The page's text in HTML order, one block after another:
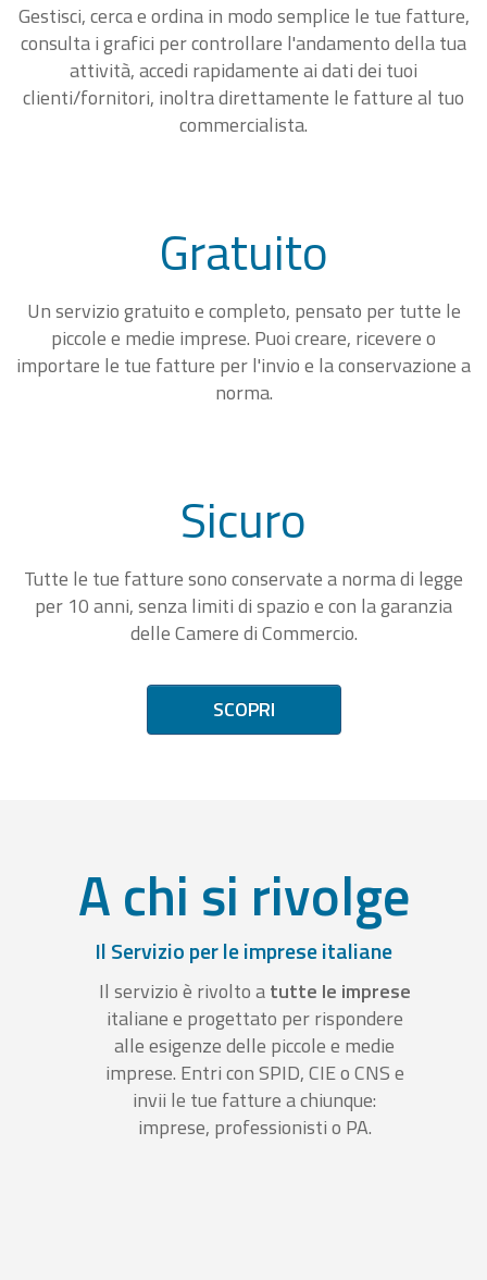
Gestisci, cerca e ordina in modo semplice le tue fatture,
consulta i grafici per controllare l'andamento della tua
attività, accedi rapidamente ai dati dei tuoi
clienti/fornitori, inoltra direttamente le fatture al tuo
commercialista.
Gratuito
Un servizio gratuito e completo, pensato per tutte le
piccole e medie imprese. Puoi creare, ricevere o
importare le tue fatture per l'invio e la conservazione a
norma.
Sicuro
Tutte le tue fatture sono conservate a norma di legge
per 10 anni, senza limiti di spazio e con la garanzia
delle Camere di Commercio.
SCOPRI
A chi si rivolge
Il Servizio per le imprese italiane
Il servizio è rivolto atutte le imprese
italiane e progettato per rispondere
alle esigenze delle piccole e medie
imprese. Entri con SPID, CIE o CNS e
invii le tue fatture a chiunque:
imprese, professionisti o PA.